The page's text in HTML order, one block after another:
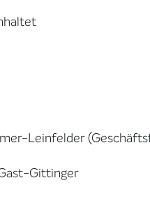
Leinfelder
Gittinger